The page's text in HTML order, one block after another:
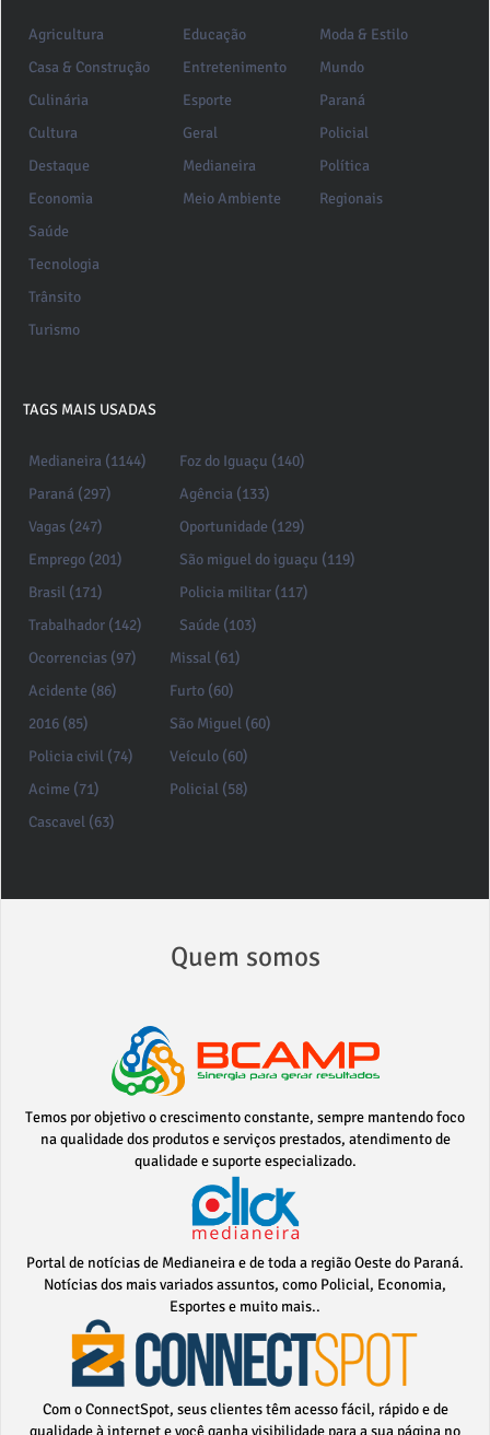
Agricultura
Casa & Construção
Culinária
Cultura
Destaque
Economia
Educação
Entretenimento
Esporte
Geral
Medianeira
Meio Ambiente
Moda & Estilo
Mundo
Paraná
Policial
Política
Regionais
Saúde
Tecnologia
Trânsito
Turismo
TAGS MAIS USADAS
Medianeira (1144)
Paraná (297)
Vagas (247)
Emprego (201)
Brasil (171)
Trabalhador (142)
Foz do Iguaçu (140)
Agência (133)
Oportunidade (129)
São miguel do iguaçu (119)
Policia militar (117)
Saúde (103)
Ocorrencias (97)
Acidente (86)
2016 (85)
Policia civil (74)
Acime (71)
Cascavel (63)
Missal (61)
Furto (60)
São Miguel (60)
Veículo (60)
Policial (58)
Quem somos
Temos por objetivo o crescimento constante, sempre mantendo foco
na qualidade dos produtos e serviços prestados, atendimento de
qualidade e suporte especializado.
Portal de notícias de Medianeira e de toda a região Oeste do Paraná.
Notícias dos mais variados assuntos, como Policial, Economia,
Esportes e muito mais..
Com o ConnectSpot, seus clientes têm acesso fácil, rápido e de